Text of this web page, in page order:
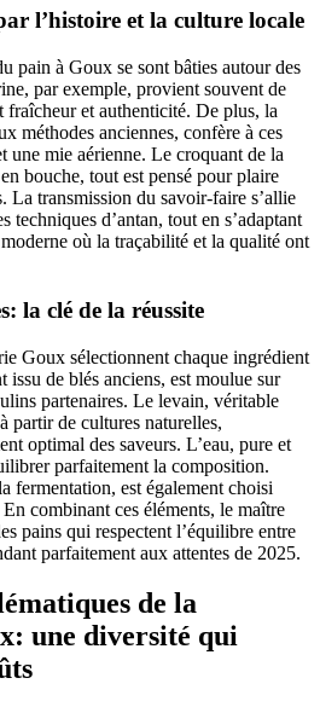
l’histoire et la culture locale
pain à Goux se sont bâties autour des
par exemple, provient souvent de
fraîcheur et authenticité. De plus, la
méthodes anciennes, confère à ces
une mie aérienne. Le croquant de la
bouche, tout est pensé pour plaire
La transmission du savoir-faire s’allie
techniques d’antan, tout en s’adaptant
où la traçabilité et la qualité ont
la clé de la réussite
Goux sélectionnent chaque ingrédient
de blés anciens, est moulue sur
partenaires. Le levain, véritable
partir de cultures naturelles,
optimal des saveurs. L’eau, pure et
parfaitement la composition.
fermentation, est également choisi
combinant ces éléments, le maître
pains qui respectent l’équilibre entre
parfaitement aux attentes de 2025.
de la
une diversité qui